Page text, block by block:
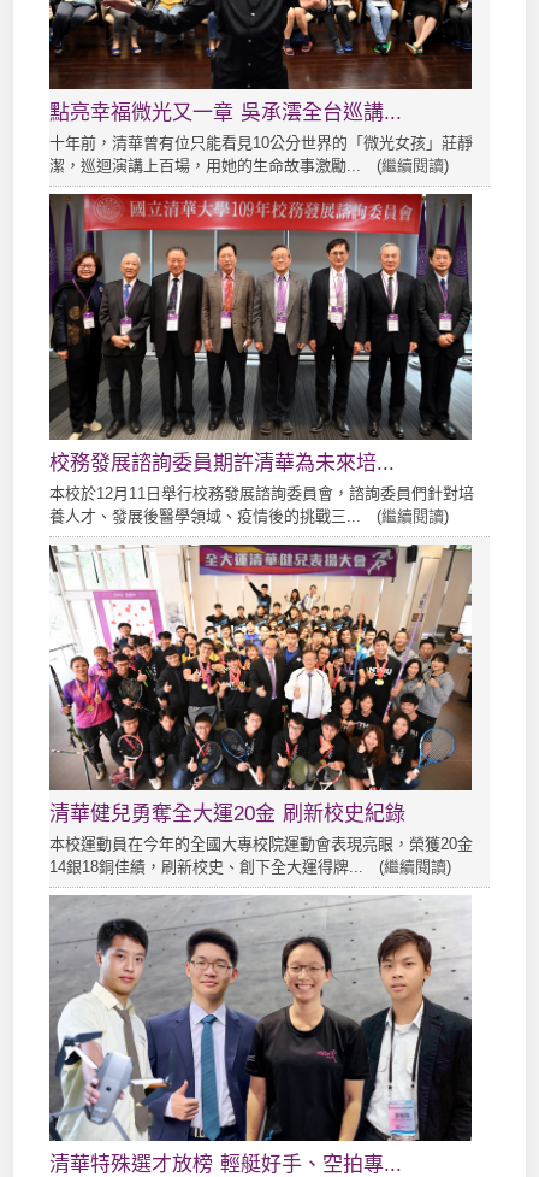
點亮幸福微光又一章 吳承澐全台巡講...
十年前，清華曾有位只能看見10公分世界的「微光女孩」莊靜
潔，巡迴演講上百場，用她的生命故事激勵... (繼續閱讀)
校務發展諮詢委員期許清華為未來培...
本校於12月11日舉行校務發展諮詢委員會，諮詢委員們針對培
養人才、發展後醫學領域、疫情後的挑戰三... (繼續閱讀)
清華健兒勇奪全大運20金 刷新校史紀錄
本校運動員在今年的全國大專校院運動會表現亮眼，榮獲20金
14銀18銅佳績，刷新校史、創下全大運得牌... (繼續閱讀)
清華特殊選才放榜 輕艇好手、空拍專...